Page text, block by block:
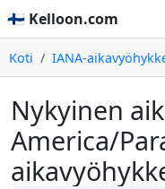
🇫🇮 Kelloon.com
Koti IANA-
Nykyinen
America/